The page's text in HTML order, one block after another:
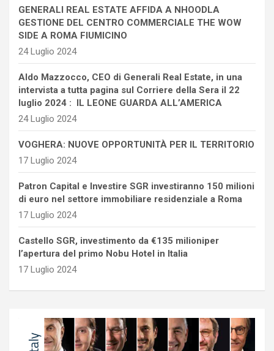
GENERALI REAL ESTATE AFFIDA A NHOODLA
GESTIONE DEL CENTRO COMMERCIALE THE WOW
SIDE A ROMA FIUMICINO
24 Luglio 2024
Aldo Mazzocco, CEO di Generali Real Estate, in una
intervista a tutta pagina sul Corriere della Sera il 22
luglio 2024 : IL LEONE GUARDA ALL’AMERICA
24 Luglio 2024
VOGHERA: NUOVE OPPORTUNITÀ PER IL TERRITORIO
17 Luglio 2024
Patron Capital e Investire SGR investiranno 150 milioni
di euro nel settore immobiliare residenziale a Roma
17 Luglio 2024
Castello SGR, investimento da €135 milioniper
l’apertura del primo Nobu Hotel in Italia
17 Luglio 2024